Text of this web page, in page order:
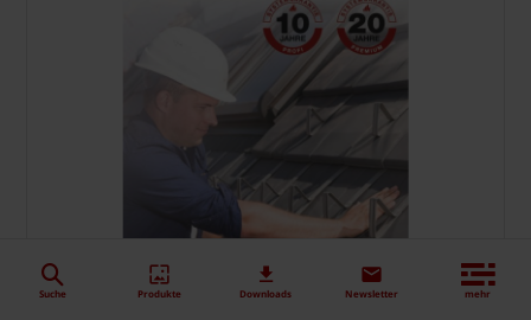
Suche Produkte Downloads Newsletter mehr